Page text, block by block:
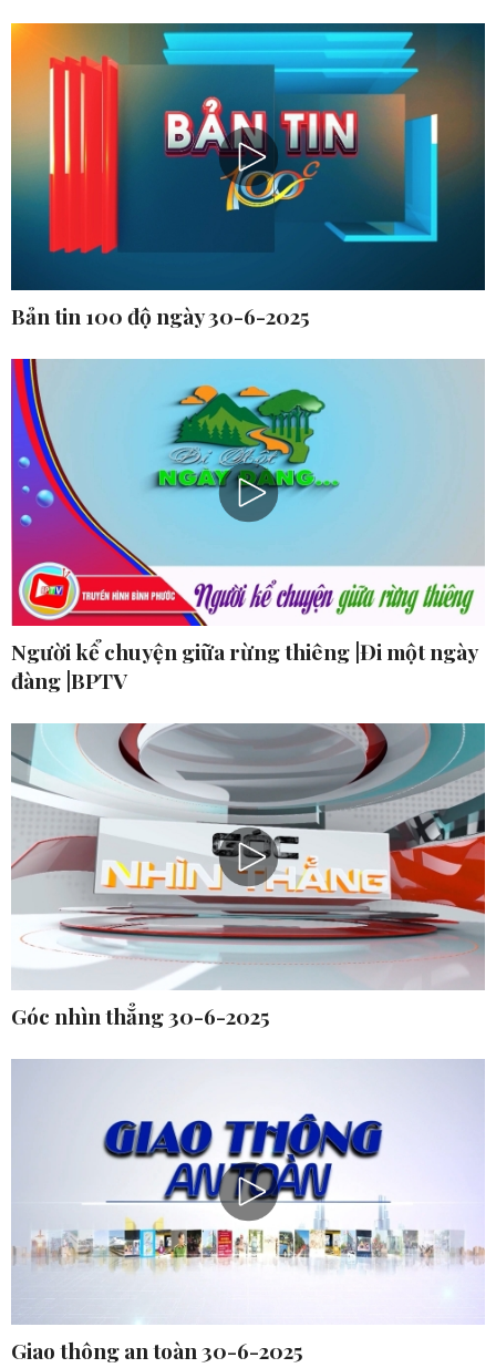
Bản tin 100 độ ngày 30-6-2025
Người kể chuyện giữa rừng thiêng |Đi một ngày
đàng |BPTV
Góc nhìn thẳng 30-6-2025
Giao thông an toàn 30-6-2025